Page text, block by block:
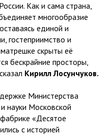
Как и сама страна,
многообразие
единой и
гостеприимство и
скрыты её
бескрайние просторы,
Кирилл Лосунчуков.
Министерства
науки Московской
«Десятое
с историей